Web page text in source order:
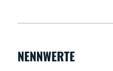
NENNWERTE